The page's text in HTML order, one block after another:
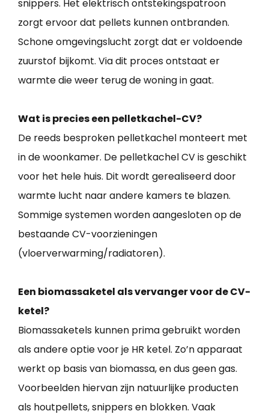
snippers. Het elektrisch ontstekingspatroon
zorgt ervoor dat pellets kunnen ontbranden.
Schone omgevingslucht zorgt dat er voldoende
zuurstof bijkomt. Via dit proces ontstaat er
warmte die weer terug de woning in gaat.
Wat is precies een pelletkachel-CV?
De reeds besproken pelletkachel monteert met
in de woonkamer. De pelletkachel CV is geschikt
voor het hele huis. Dit wordt gerealiseerd door
warmte lucht naar andere kamers te blazen.
Sommige systemen worden aangesloten op de
bestaande CV-voorzieningen
(vloerverwarming/radiatoren).
Een biomassaketel als vervanger voor de CV-
ketel?
Biomassaketels kunnen prima gebruikt worden
als andere optie voor je HR ketel. Zo’n apparaat
werkt op basis van biomassa, en dus geen gas.
Voorbeelden hiervan zijn natuurlijke producten
als houtpellets, snippers en blokken. Vaak